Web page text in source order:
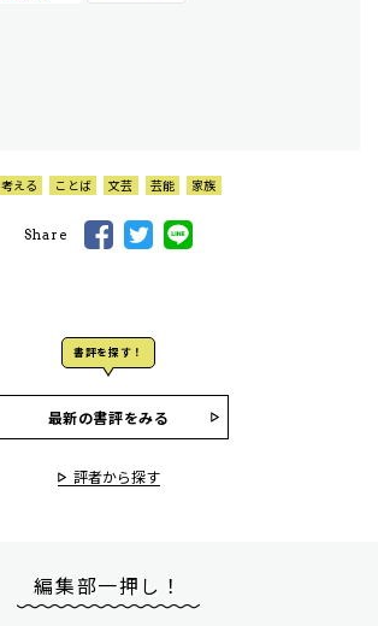
考える ことば 文芸 芸能 家族
Share
書評を探す！
最新の書評をみる
評者から探す
編集部一押し！